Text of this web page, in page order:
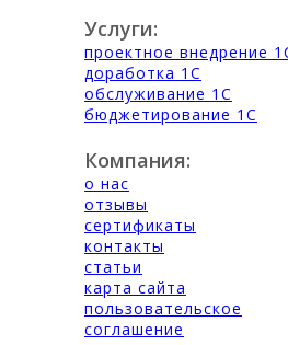
Услуги:
проектное внедрение
доработка 1С
обслуживание 1С
бюджетирование 1С
Компания:
о нас
отзывы
сертификаты
контакты
статьи
карта сайта
пользовательское
соглашение